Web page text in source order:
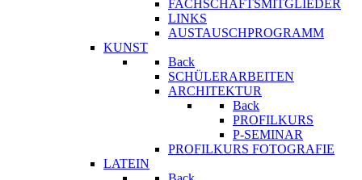
FACHSCHAFTSMITGLIEDER
LINKS
AUSTAUSCHPROGRAMM
KUNST
Back
SCHÜLERARBEITEN
ARCHITEKTUR
Back
PROFILKURS
P-SEMINAR
PROFILKURS FOTOGRAFIE
LATEIN